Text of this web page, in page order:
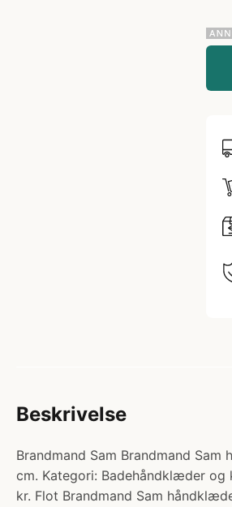
Beskrivelse
Brandmand Sam Brandmand
cm. Kategori: Badehåndklæder og
kr. Flot Brandmand Sam